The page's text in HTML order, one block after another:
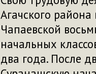
Агачского
Чапаевской
начальных
два года. После